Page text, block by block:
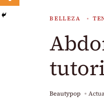
BELLEZA
Beautypop